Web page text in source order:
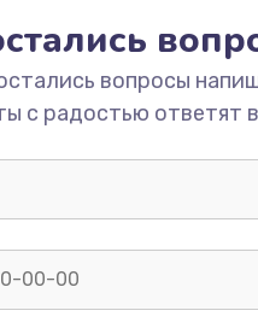
вопросы
с радостью ответят